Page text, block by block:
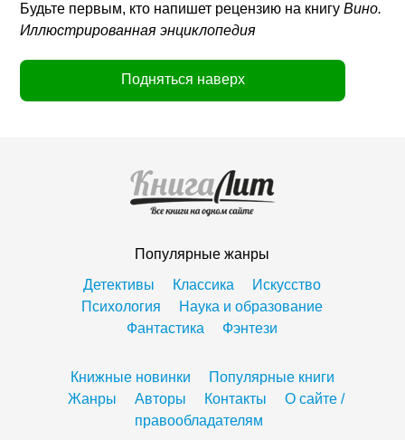
Будьте первым, кто напишет рецензию на книгуВино.
Иллюстрированная энциклопедия
Подняться наверх
Популярные жанры
Детективы
Классика
Искусство
Психология
Наука и образование
Фантастика
Фэнтези
Книжные новинки
Популярные книги
Жанры
Авторы Контакты
О сайте /
правообладателям